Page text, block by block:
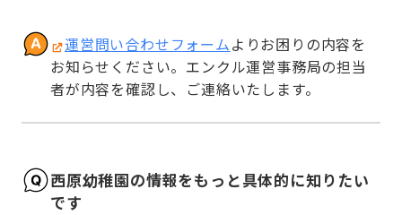
運営問い合わせフォームよりお困りの内容を
お知らせください。エンクル運営事務局の担当
者が内容を確認し、ご連絡いたします。
西原幼稚園の情報をもっと具体的に知りたい
です